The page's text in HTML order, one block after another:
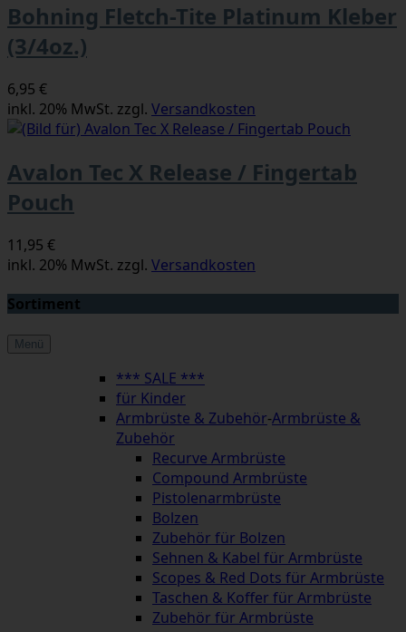
Bohning Fletch-Tite Platinum Kleber
(3/4oz.)
6,95 €
inkl. 20% MwSt. zzgl. Versandkosten
Avalon Tec X Release / Fingertab
Pouch
11,95 €
inkl. 20% MwSt. zzgl. Versandkosten
Sortiment
Menü
*** SALE ***
für Kinder
Armbrüste & Zubehör-Armbrüste &
Zubehör
Recurve Armbrüste
Compound Armbrüste
Pistolenarmbrüste
Bolzen
Zubehör für Bolzen
Sehnen & Kabel für Armbrüste
Scopes & Red Dots für Armbrüste
Taschen & Koffer für Armbrüste
Zubehör für Armbrüste